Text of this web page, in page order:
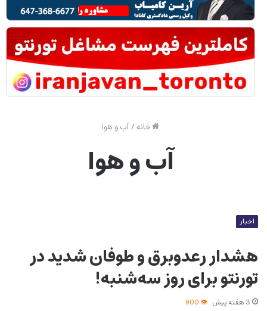
خانه/آب و هوا
آب و هوا
اخبار
هشدار رعدوبرق و طوفان شدید در
تورنتو برای روز سه‌شنبه!
3 هفته پیش